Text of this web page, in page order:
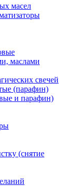
масел
маслами
свечей
(парафин)
и парафин)
(снятие